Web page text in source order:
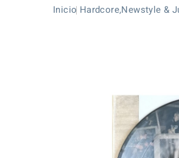
Inicio Hardcore,Newstyle &